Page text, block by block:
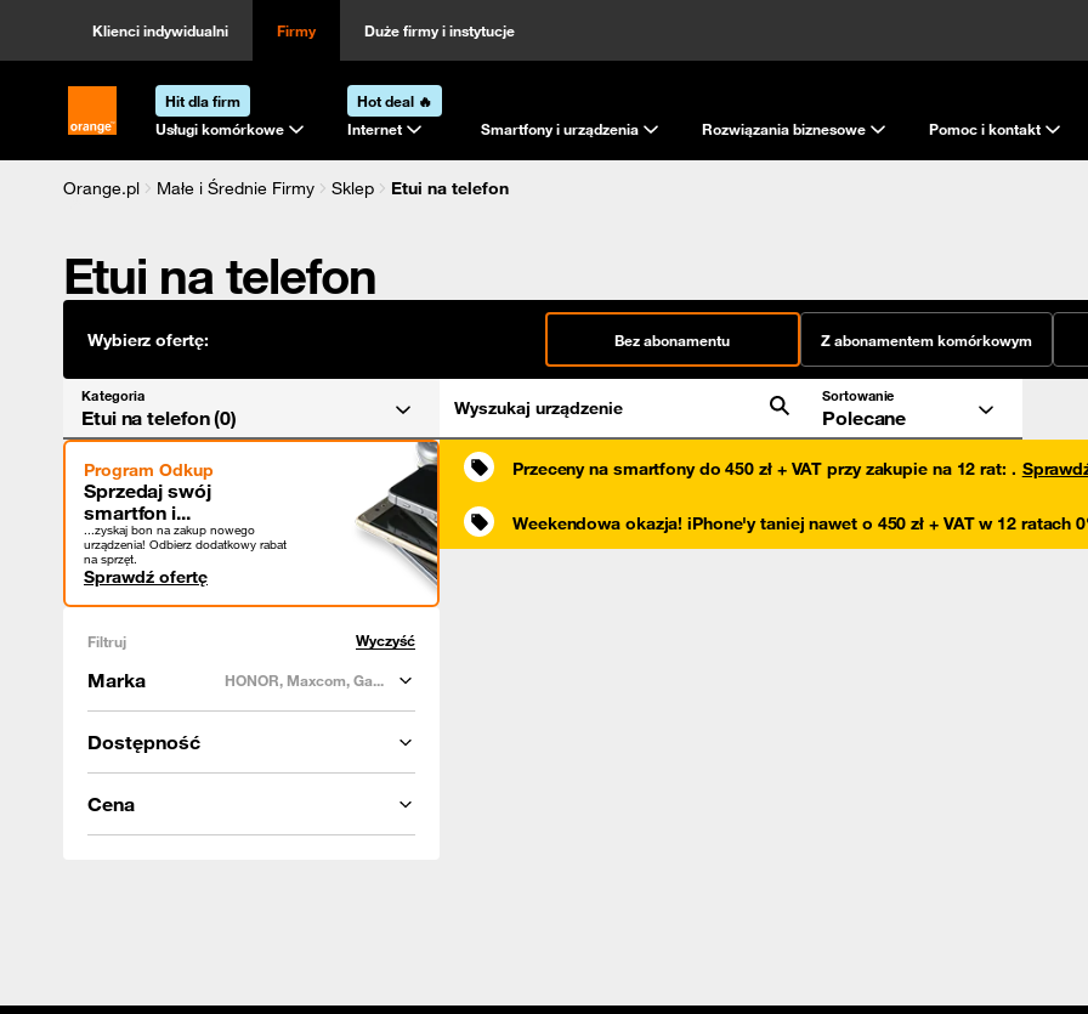
Klienci indywidualni Firmy Duże firmy i instytucje
Strona główna Orange.pl
Hit dla firm
Usługi komórkowe
Hot deal 🔥
Internet
Smartfony i urządzenia Rozwiązania biznesowe Pomoc i kontakt
Orange.pl Małe i Średnie Firmy Sklep
Etui na telefon
Etui na telefon
Wybierz ofertę: Bez abonamentu Z abonamentem komórkowym
Kategoria
Etui na telefon (0) Wyszukaj urządzenie
Sortowanie
Polecane
Program Odkup
Sprzedaj swój
smartfon i...
...zyskaj bon na zakup nowego
urządzenia! Odbierz dodatkowy rabat
na sprzęt.
Sprawdź ofertę
Filtruj Wyczyść
Marka HONOR, Maxcom, Ga...
Dostępność
Cena
Przeceny na smartfony do 450 zł + VAT przy zakupie na 12 rat: .
Weekendowa okazja! iPhone'y taniej nawet o 450 zł + VAT w 12 ratach